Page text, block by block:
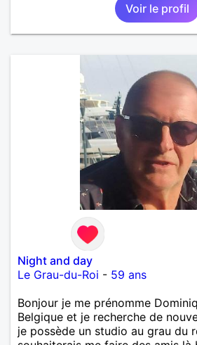
Voir le profil
Night and day
Le Grau-du-Roi - 59 ans
Bonjour je me prénomme
Belgique et je recherche de
je possède un studio au grau du